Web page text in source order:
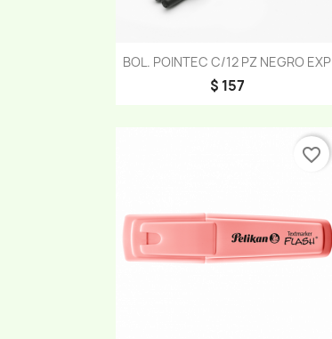
BOL. POINTEC C/12 PZ NEGRO EXP
$ 157
Vista rápida
favorite_border